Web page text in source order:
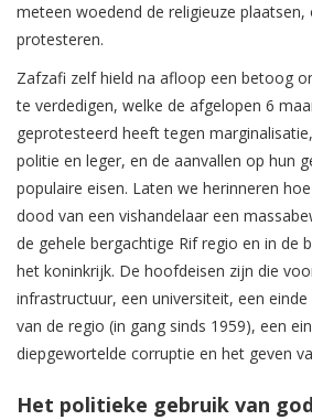
meteen woedend de religieuze plaatsen,
protesteren.
Zafzafi zelf hield na afloop een betoog
te verdedigen, welke de afgelopen 6
geprotesteerd heeft tegen
politie en leger, en de aanvallen op hun
populaire eisen. Laten we herinneren
dood van een vishandelaar een
de gehele bergachtige Rif regio en in de
het koninkrijk. De hoofdeisen zijn die
infrastructuur, een universiteit, een
van de regio (in gang sinds 1959), een
diepgewortelde corruptie en het geven
Het politieke gebruik van